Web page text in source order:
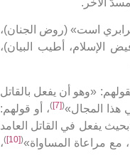
الآخر.
است» (روض الجنان)،
الإسلام، أطيب البيان)،
«وهو أن يفعل بالقاتل
هذا المجال»(
[7]
)، أو قولهم:
يفعل في القاتل العامد
مع مراعاة المساواة»(
[10]
)،